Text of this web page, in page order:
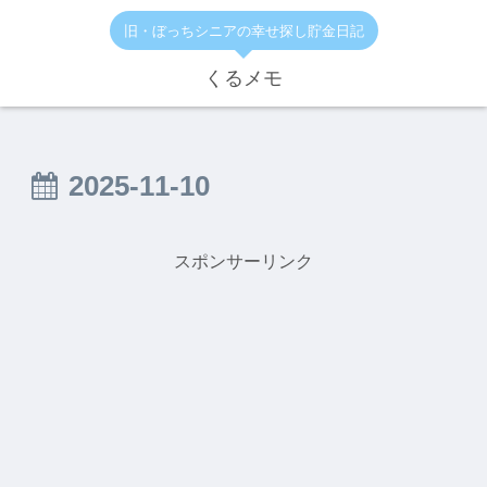
旧・ぼっちシニアの幸せ探し貯金日記
くるメモ
2025-11-10
スポンサーリンク